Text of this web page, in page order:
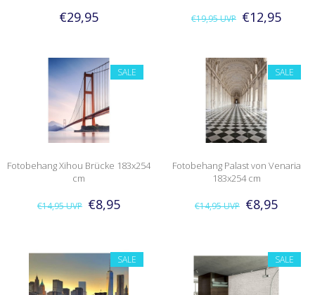
€29,95 €19,95UVP €12,95
SALE
Fotobehang Xihou Brücke 183x254
cm
€14,95UVP €8,95
SALE
Fotobehang Palast von Venaria
183x254 cm
€14,95UVP €8,95
SALE SALE